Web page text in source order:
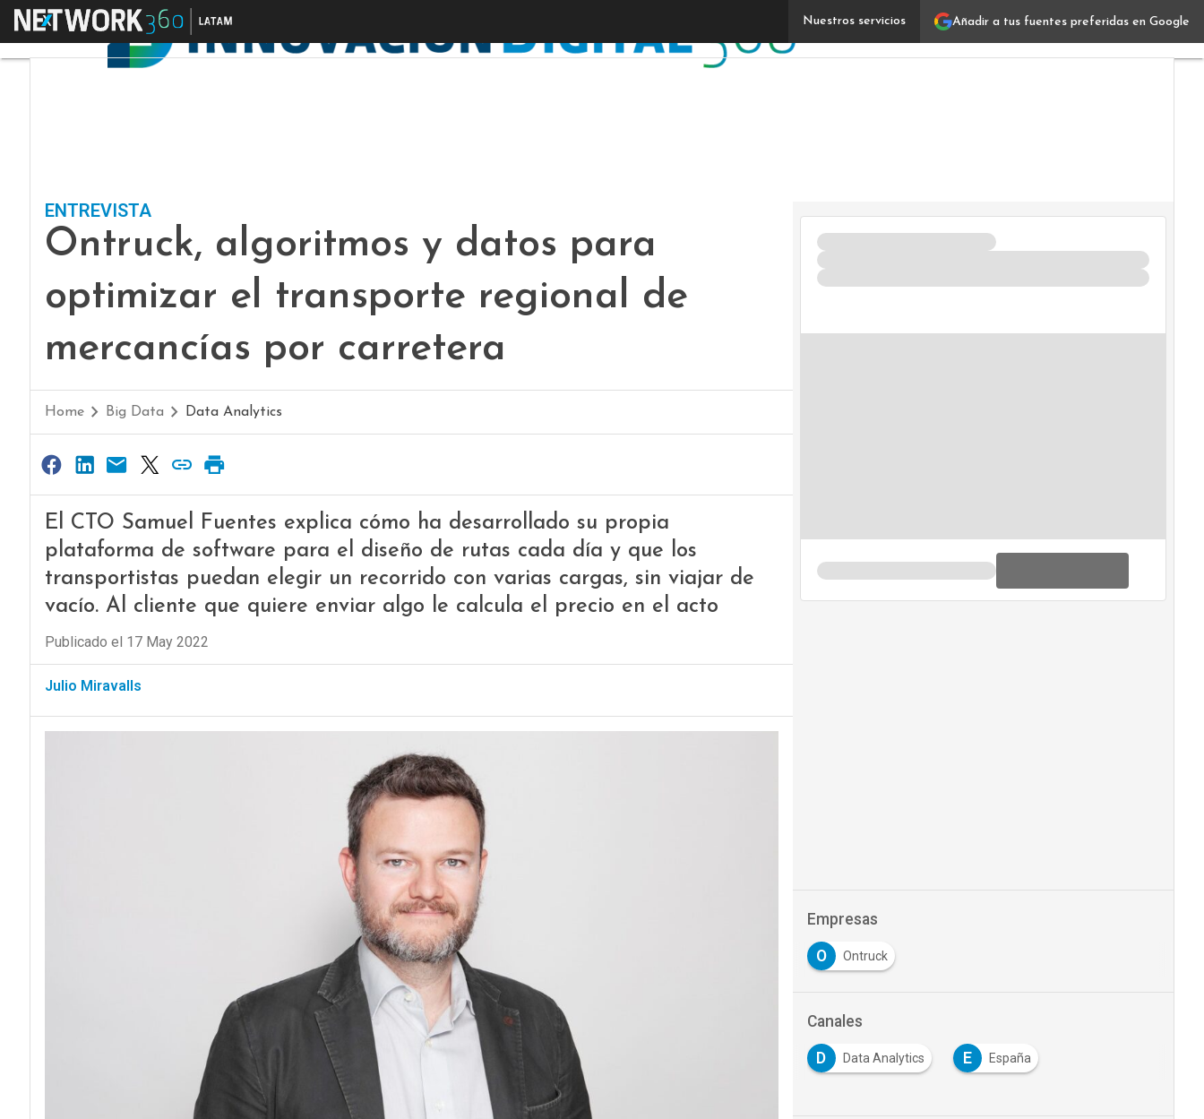
Añadir a tus fuentes preferidas en Google
Nuestros servicios
Menú Ontruck, algoritmos y datos para optimizar el
ENTREVISTA
Ontruck, algoritmos y datos para
optimizar el transporte regional de
mercancías por carretera
Home Big Data Data Analytics
El CTO Samuel Fuentes explica cómo ha desarrollado su propia
plataforma de software para el diseño de rutas cada día y que los
transportistas puedan elegir un recorrido con varias cargas, sin viajar de
vacío. Al cliente que quiere enviar algo le calcula el precio en el acto
Publicado el 17 May 2022
Julio Miravalls
Empresas
O Ontruck
Canales
D Data Analytics E España